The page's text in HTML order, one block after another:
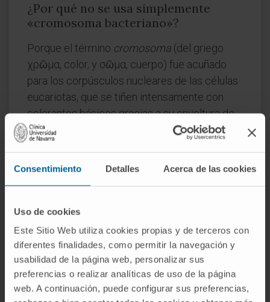
Consentimiento Detalles Acerca de las cookies
Uso de cookies
Este Sitio Web utiliza cookies propias y de terceros con
diferentes finalidades, como permitir la navegación y
usabilidad de la página web, personalizar sus
preferencias o realizar analíticas de uso de la página
web. A continuación, puede configurar sus preferencias,
¿Por qué no se usa simplemente
«cromosoma bacteriano»?
Porque el término cromosoma (del griego
χρῶμα, color, y σῶμα, cuerpo) fue acuñado
para los corpúsculos nucleares de las células
eucariotas, que se tiñen intensamente con
colorantes básicos gracias a su envoltura de
histonas y cromatina. El genóforo carece de
«cromosoma» puede inducir a confusión. La
quiere subrayar la diferencia organizativa.
¿Es siempre circular?
En la inmensa mayoría de bacterias y arqueas,
sí. Se han descrito excepciones (algunas
especies deBorreliayStreptomycesposeen